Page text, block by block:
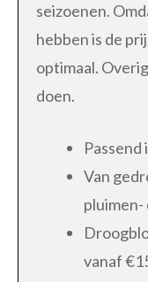
seizoenen.
hebben is de
optimaal.
doen.
Passend
Van
pluimen-
vanaf